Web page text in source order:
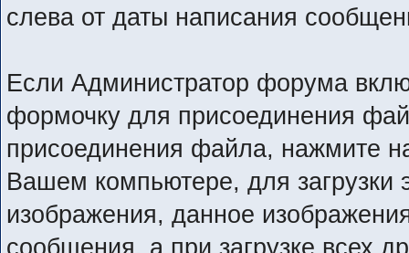
слева от даты написания
Если Администратор форума
формочку для присоединения
присоединения файла, нажмите
Вашем компьютере, для
изображения, данное
сообщения, а при загрузке всех